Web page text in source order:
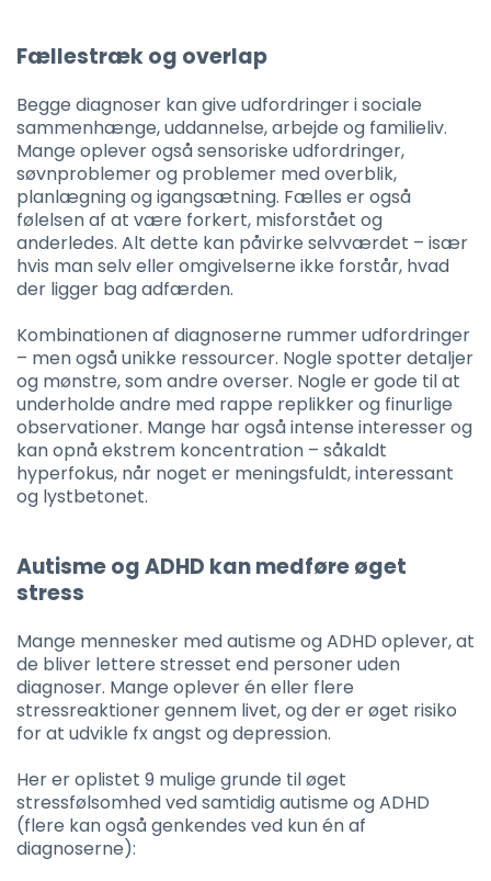
Fællestræk og overlap
Begge diagnoser kan give udfordringer i sociale
sammenhænge, uddannelse, arbejde og familieliv.
Mange oplever også sensoriske udfordringer,
søvnproblemer og problemer med overblik,
planlægning og igangsætning. Fælles er også
følelsen af at være forkert, misforstået og
anderledes. Alt dette kan påvirke selvværdet – især
hvis man selv eller omgivelserne ikke forstår, hvad
der ligger bag adfærden.
Kombinationen af diagnoserne rummer udfordringer
– men også unikke ressourcer. Nogle spotter detaljer
og mønstre, som andre overser. Nogle er gode til at
underholde andre med rappe replikker og finurlige
observationer. Mange har også intense interesser og
kan opnå ekstrem koncentration – såkaldt
hyperfokus, når noget er meningsfuldt, interessant
og lystbetonet.
Autisme og ADHD kan medføre øget
stress
Mange mennesker med autisme og ADHD oplever, at
de bliver lettere stresset end personer uden
diagnoser. Mange oplever én eller flere
stressreaktioner gennem livet, og der er øget risiko
for at udvikle fx angst og depression.
Her er oplistet 9 mulige grunde til øget
stressfølsomhed ved samtidig autisme og ADHD
(flere kan også genkendes ved kun én af
diagnoserne):